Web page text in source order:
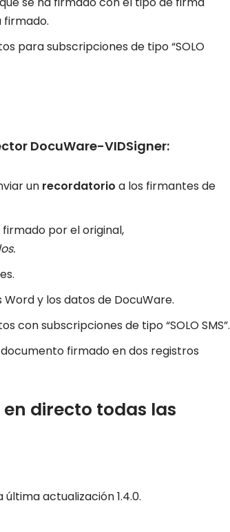
firmado.
para subscripciones de tipo “SOLO
DocuWare-VIDSigner:
un recordatorio a los firmantes de
por el original,
y los datos de DocuWare.
subscripciones de tipo “SOLO SMS”.
firmado en dos registros
directo todas las
actualización 1.4.0.